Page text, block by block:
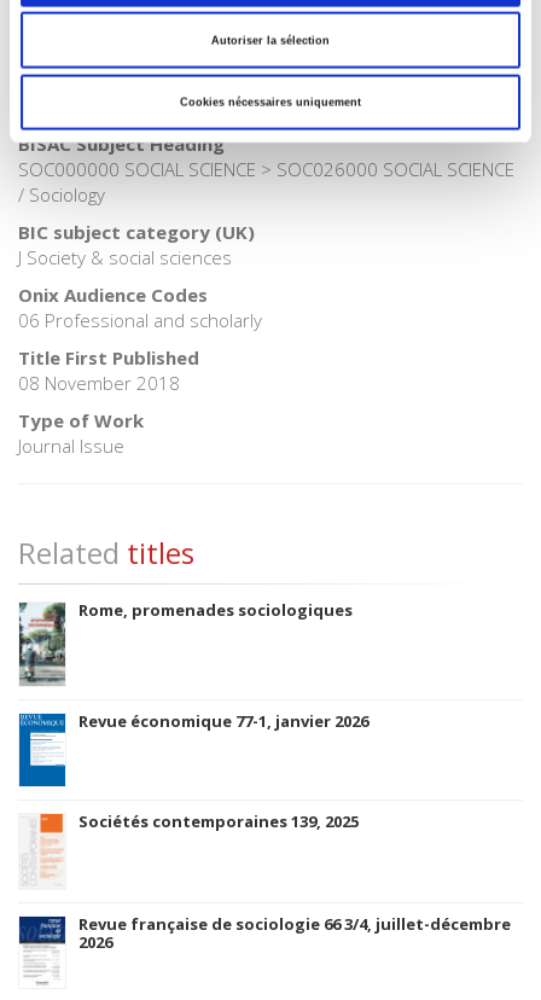
Autoriser la sélection
Cookies nécessaires uniquement
Publisher Category
Publisher Category
BISAC Subject Heading
SOC000000 SOCIAL SCIENCE > SOC026000 SOCIAL SCIENCE
/ Sociology
BIC subject category (UK)
J Society & social sciences
Onix Audience Codes
06 Professional and scholarly
Title First Published
08 November 2018
Type of Work
Journal Issue
Related titles
Rome, promenades sociologiques
Revue économique 77-1, janvier 2026
Sociétés contemporaines 139, 2025
Revue française de sociologie 66 3/4, juillet-décembre
2026